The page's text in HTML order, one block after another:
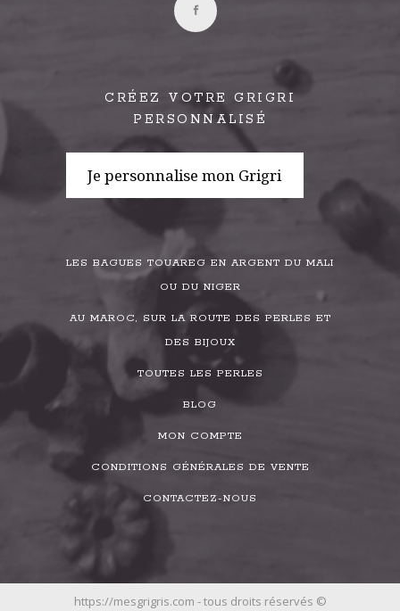
CRÉEZ VOTRE GRIGRI
PERSONNALISÉ
Je personnalise mon Grigri
LES BAGUES TOUAREG EN ARGENT DU MALI
OU DU NIGER
AU MAROC, SUR LA ROUTE DES PERLES ET
DES BIJOUX
TOUTES LES PERLES
BLOG
MON COMPTE
CONDITIONS GÉNÉRALES DE VENTE
CONTACTEZ-NOUS
https://mesgrigris.com - tous droits réservés ©